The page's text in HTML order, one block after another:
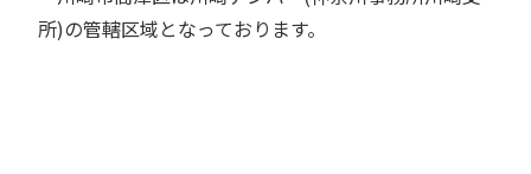
所)の管轄区域となっております。